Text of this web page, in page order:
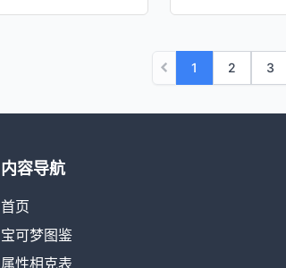
1 2 3
内容导航
首页
宝可梦图鉴
属性相克表